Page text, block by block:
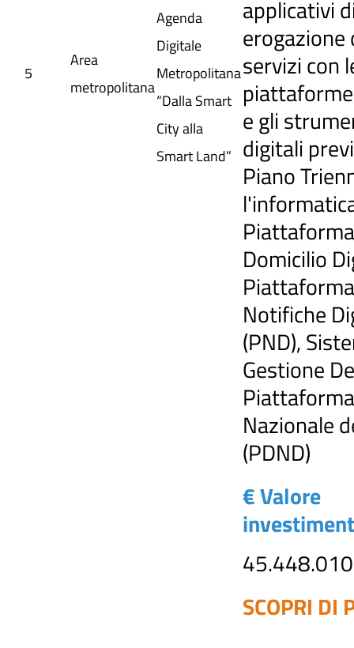
5
Area
metropolitana
Agenda
Digitale
Metropolitana
“Dalla Smart
City alla
Smart Land”
applicativi
erogazione
servizi con
e gli
digitali
Piano
Domicilio
Piattaforma
Notifiche
(PND),
Gestione
Nazionale
(PDND)
€ Valore
SCOPRI DI